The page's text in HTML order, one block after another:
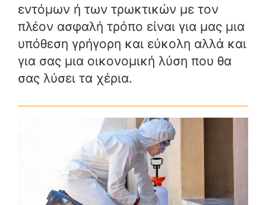
εντόμων ή των τρωκτικών με τον
πλέον ασφαλή τρόπο είναι για μας μια
υπόθεση γρήγορη και εύκολη αλλά και
για σας μια οικονομική λύση που θα
σας λύσει τα χέρια.
ΑΠΟΛΥΜΑΝΣΗ ΑΠΕΝΤΟΜΩΣΗ